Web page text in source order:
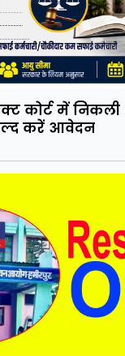
कोर्ट में निकली
करें आवेदन